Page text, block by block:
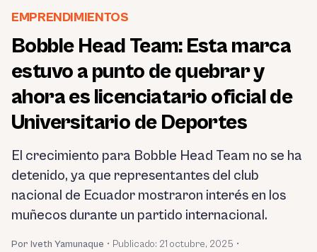
EMPRENDIMIENTOS
Bobble Head Team: Esta marca
estuvo a punto de quebrar y
ahora es licenciatario oficial de
Universitario de Deportes
El crecimiento para Bobble Head Team no se ha
detenido, ya que representantes del club
nacional de Ecuador mostraron interés en los
muñecos durante un partido internacional.
Por Iveth Yamunaque • Publicado: 21 octubre, 2025 •